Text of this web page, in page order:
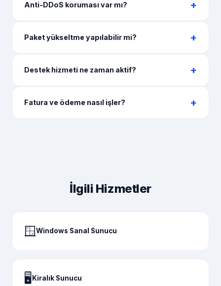
Anti-DDoS koruması var mı?
Paket yükseltme yapılabilir mi?
Destek hizmeti ne zaman aktif?
Fatura ve ödeme nasıl işler?
İlgili Hizmetler
🪟Windows Sanal Sunucu
🖥️ Kiralık Sunucu